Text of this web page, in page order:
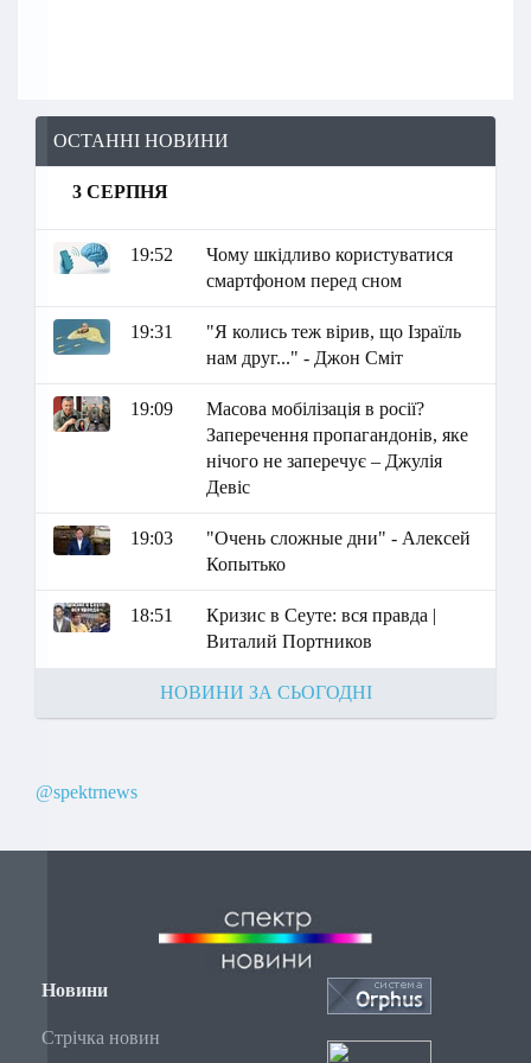
ОСТАННІ НОВИНИ
3 СЕРПНЯ
19:52
Чому шкідливо користуватися
смартфоном перед сном
19:31
"Я колись теж вірив, що Ізраїль
нам друг..." - Джон Сміт
19:09
Масова мобілізація в росії?
Заперечення пропагандонів, яке
нічого не заперечує – Джулія
Девіс
19:03
"Очень сложные дни" - Алексей
Копытько
18:51
Кризис в Сеуте: вся правда |
Виталий Портников
НОВИНИ ЗА СЬОГОДНІ
@spektrnews
Новини
Стрічка новин